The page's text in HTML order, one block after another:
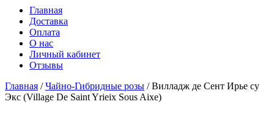
Главная
Доставка
Оплата
О нас
Личный кабинет
Отзывы
Главная /Чайно-Гибридные розы / Вилладж де Сент Ирье су
Экс (Village De Saint Yrieix Sous Aixe)